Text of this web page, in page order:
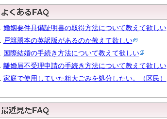
婚姻要件具備証明書の取得方法について教えて欲しい
戸籍謄本の英訳版があるのか教えて欲しい
国際結婚の手続き方法について教えて欲しい
離婚届不受理申請の手続き方法について教えて欲しい
家庭で使用していた粗大ごみを処分したい。（区民）